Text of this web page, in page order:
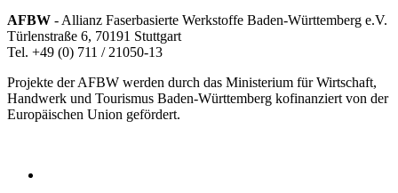
AFBW - Allianz Faserbasierte Werkstoffe Baden-Württemberg e.V.
Türlenstraße 6, 70191 Stuttgart
Tel. +49 (0) 711 / 21050-13
Projekte der AFBW werden durch das Ministerium für Wirtschaft,
Handwerk und Tourismus Baden-Württemberg kofinanziert von der
Europäischen Union gefördert.